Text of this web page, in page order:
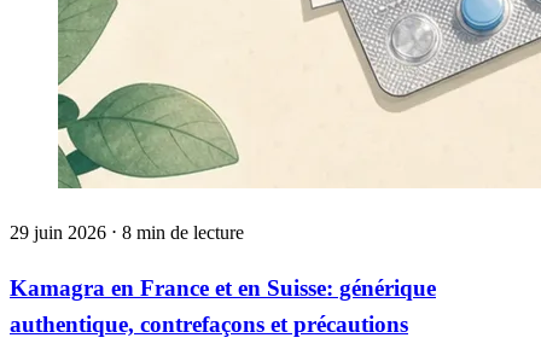
29 juin 2026 ⋅ 8 min de lecture
Kamagra en France et en Suisse: générique
authentique, contrefaçons et précautions